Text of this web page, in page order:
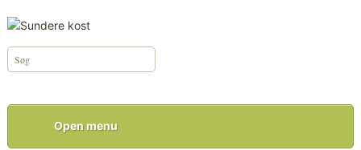
Open menu